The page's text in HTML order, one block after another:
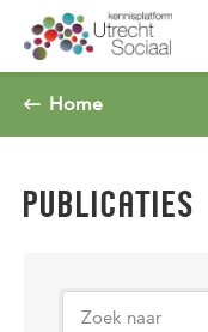
Spring naar pagina
Home
PUBLICATIES